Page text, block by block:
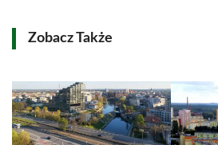
Zobacz Także